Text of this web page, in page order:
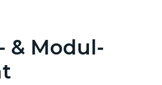
& Modul-